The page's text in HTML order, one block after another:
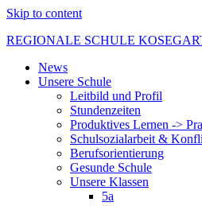
Skip to content
REGIONALE SCHULE
News
Unsere Schule
Leitbild und Profil
Stundenzeiten
Produktives Lernen ->
Schulsozialarbeit &
Berufsorientierung
Gesunde Schule
Unsere Klassen
5a